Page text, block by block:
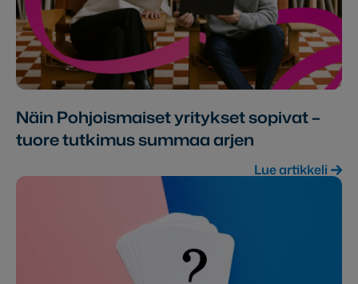
Näin Pohjoismaiset yritykset sopivat –
tuore tutkimus summaa arjen
Lue artikkeli